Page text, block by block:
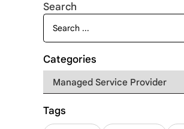
Search
Categories
Tags